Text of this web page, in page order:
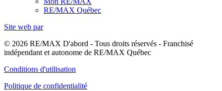
RE/MAX Québec
Site web par
© 2026 RE/MAX D'abord - Tous droits réservés - Franchisé
indépendant et autonome de RE/MAX Québec
Conditions d'utilisation
Politique de confidentialité